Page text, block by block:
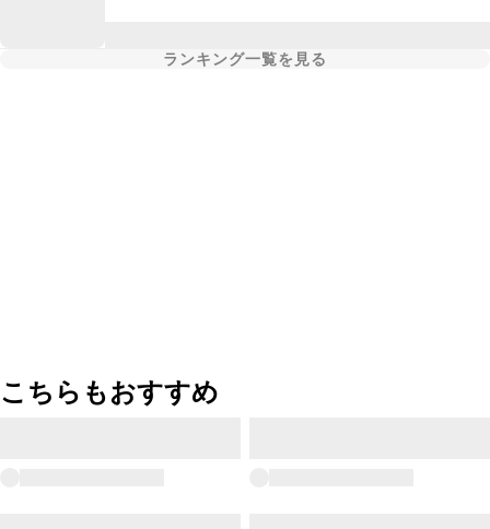
ランキング一覧を見る
こちらもおすすめ